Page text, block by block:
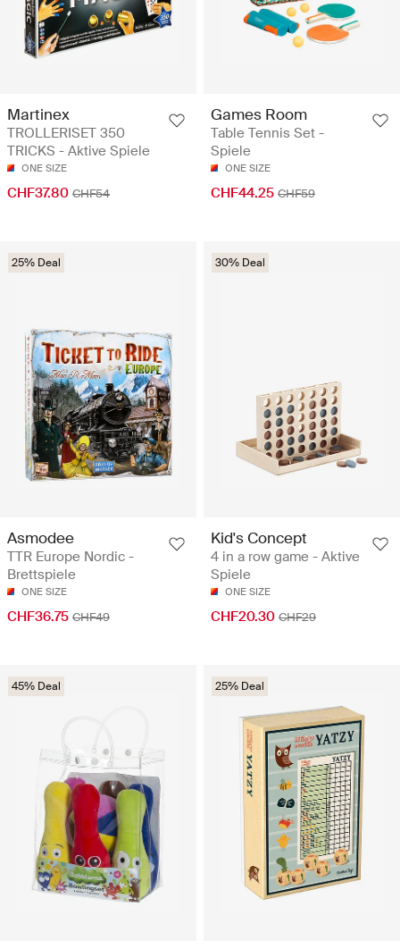
Martinex
TROLLERISET 350
TRICKS - Aktive Spiele
ONE SIZE
CHF37.80 CHF54
Games Room
Table Tennis Set -
Spiele
ONE SIZE
CHF44.25 CHF59
25% Deal
Asmodee
TTR Europe Nordic -
Brettspiele
ONE SIZE
CHF36.75 CHF49
30% Deal
Kid's Concept
4 in a row game - Aktive
Spiele
ONE SIZE
CHF20.30 CHF29
45% Deal 25% Deal